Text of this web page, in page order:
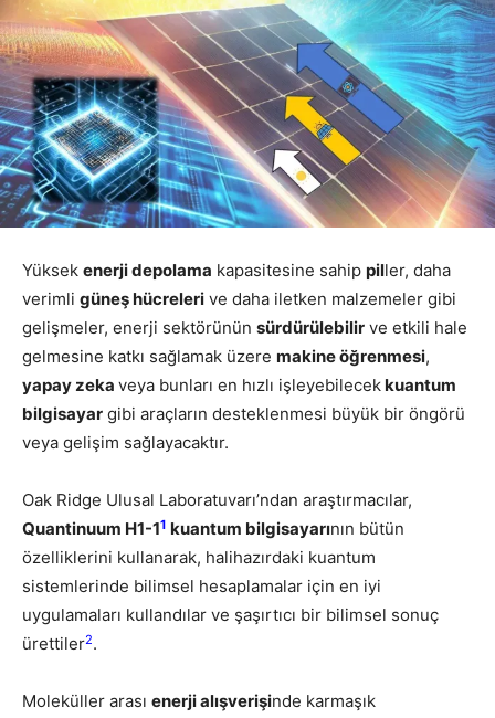
Yüksek enerji depolama kapasitesine sahip piller, daha
verimli güneş hücreleri ve daha iletken malzemeler gibi
gelişmeler, enerji sektörünün sürdürülebilir ve etkili hale
gelmesine katkı sağlamak üzere makine öğrenmesi,
yapay zeka veya bunları en hızlı işleyebilecekkuantum
bilgisayar gibi araçların desteklenmesi büyük bir öngörü
veya gelişim sağlayacaktır.
Oak Ridge Ulusal Laboratuvarı’ndan araştırmacılar,
Quantinuum H1-11 kuantum bilgisayarının bütün
özelliklerini kullanarak, halihazırdaki kuantum
sistemlerinde bilimsel hesaplamalar için en iyi
uygulamaları kullandılar ve şaşırtıcı bir bilimsel sonuç
ürettiler2.
Moleküller arası enerji alışverişinde karmaşık